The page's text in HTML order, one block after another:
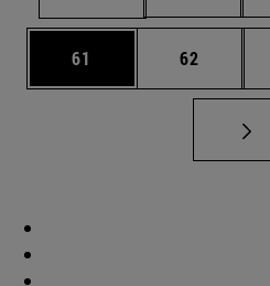
Página
61 Página
62